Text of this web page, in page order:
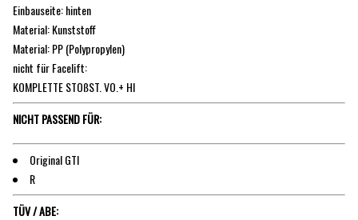
Einbauseite: hinten
Material: Kunststoff
Material: PP (Polypropylen)
nicht für Facelift:
KOMPLETTE STOßST. VO.+ HI
NICHT PASSEND FÜR:
Original GTI
R
TÜV / ABE: